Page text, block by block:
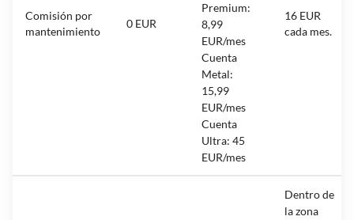
Comisión por
mantenimiento
0 EUR
Premium:
8,99
EUR/mes
Cuenta
Metal:
15,99
EUR/mes
Cuenta
Ultra: 45
EUR/mes
16 EUR
cada mes.
Dentro de
la zona